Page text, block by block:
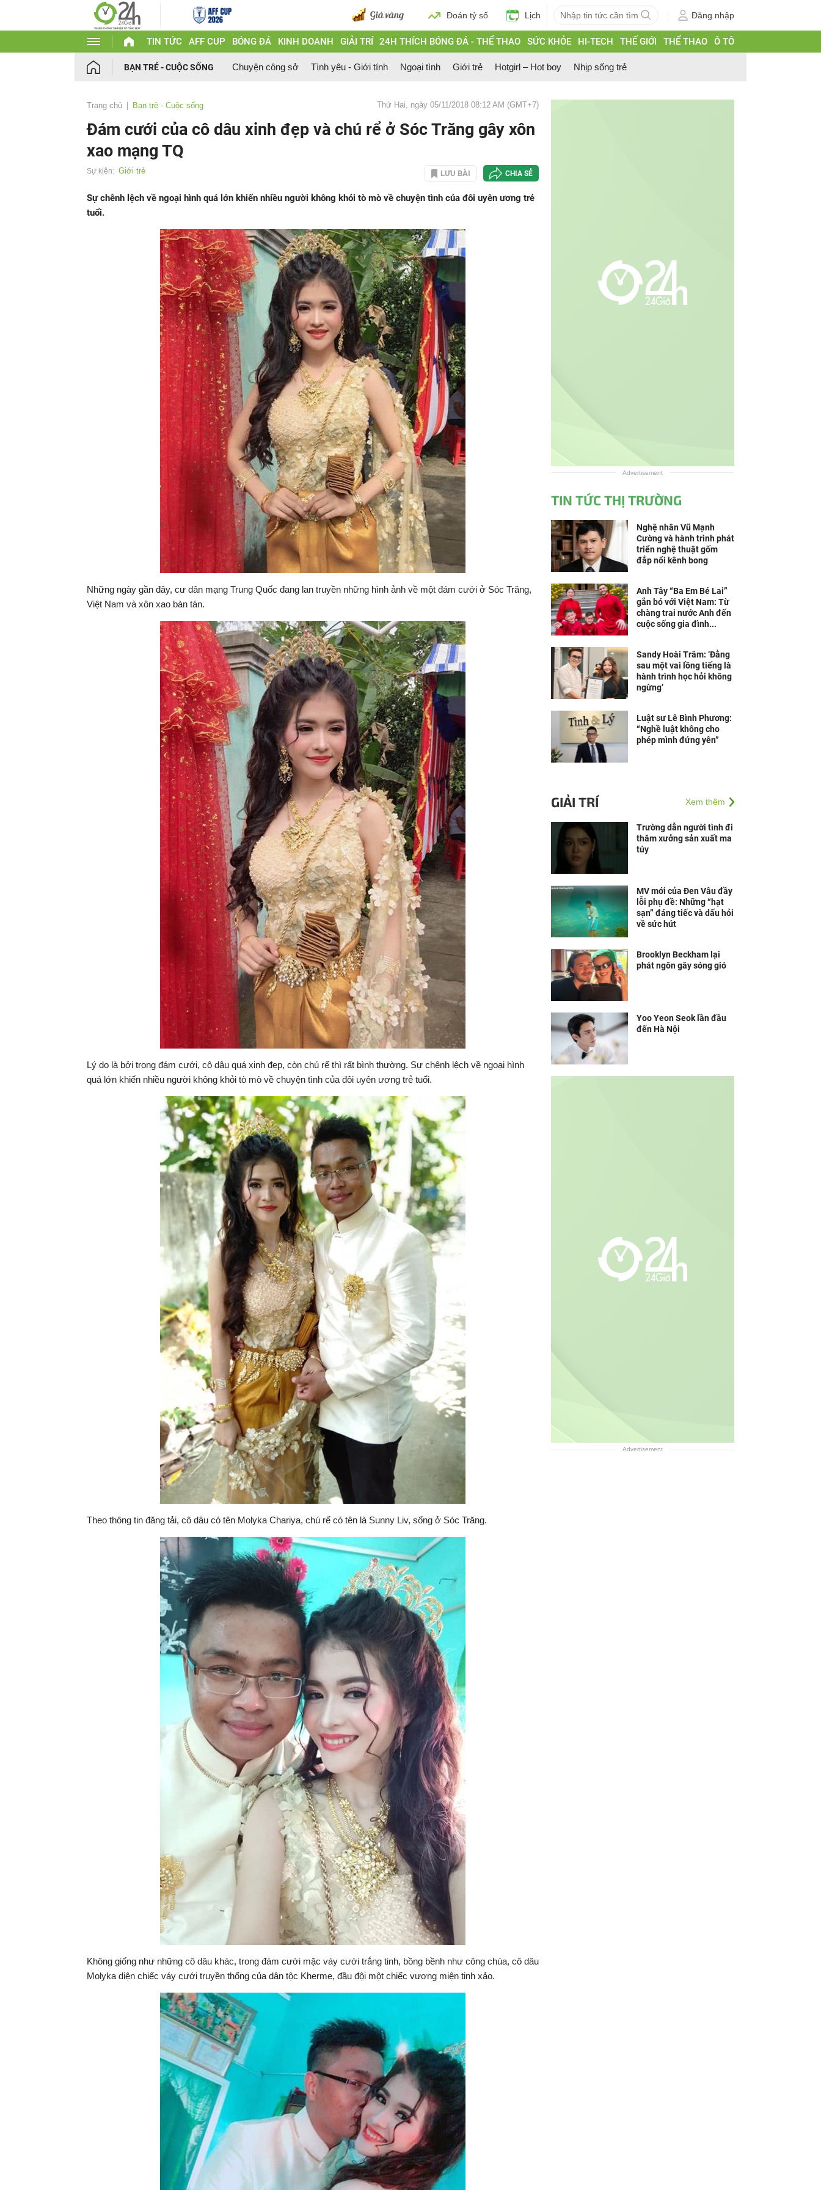
Đoán tỷ số Lịch Đăng nhập
TIN TỨC AFF CUP BÓNG ĐÁ KINH DOANH GIẢI TRÍ 24H THÍCH BÓNG ĐÁ - THỂ THAO SỨC KHỎE HI-TECH THẾ GIỚI THỂ THAO Ô TÔ
BẠN TRẺ - CUỘC SỐNG Chuyện công sở Tình yêu - Giới tính Ngoại tình Giới trẻ Hotgirl – Hot boy Nhịp sống trẻ
Trang chủ Bạn trẻ - Cuộc sống Thứ Hai, ngày 05/11/2018 08:12 AM (GMT+7)
Đám cưới của cô dâu xinh đẹp và chú rể ở Sóc Trăng gây xôn
xao mạng TQ
Sự kiện: Giới trẻ LƯU BÀI CHIA SẺ
Sự chênh lệch về ngoại hình quá lớn khiến nhiều người không khỏi tò mò về chuyện tình của đôi uyên ương trẻ
tuổi.
Những ngày gần đây, cư dân mạng Trung Quốc đang lan truyền những hình ảnh về một đám cưới ở Sóc Trăng,
Việt Nam và xôn xao bàn tán.
Lý do là bởi trong đám cưới, cô dâu quá xinh đẹp, còn chú rể thì rất bình thường. Sự chênh lệch về ngoại hình
quá lớn khiến nhiều người không khỏi tò mò về chuyện tình của đôi uyên ương trẻ tuổi.
Theo thông tin đăng tải, cô dâu có tên Molyka Chariya, chú rể có tên là Sunny Liv, sống ở Sóc Trăng.
Không giống như những cô dâu khác, trong đám cưới mặc váy cưới trắng tinh, bồng bềnh như công chúa, cô dâu
Molyka diện chiếc váy cưới truyền thống của dân tộc Kherme, đầu đội một chiếc vương miện tinh xảo.
Advertisement
TIN TỨC THỊ TRƯỜNG
Nghệ nhân Vũ Mạnh
Cường và hành trình phát
triển nghệ thuật gốm
đắp nổi kênh bong
Anh Tây “Ba Em Bé Lai”
gắn bó với Việt Nam: Từ
chàng trai nước Anh đến
cuộc sống gia đình...
Sandy Hoài Trâm: ‘Đằng
sau một vai lồng tiếng là
hành trình học hỏi không
ngừng’
Luật sư Lê Bình Phương:
“Nghề luật không cho
phép mình đứng yên”
GIẢI TRÍ Xem thêm
Trường dẫn người tình đi
thăm xưởng sản xuất ma
túy
MV mới của Đen Vâu đầy
lỗi phụ đề: Những “hạt
sạn” đáng tiếc và dấu hỏi
về sức hút
Brooklyn Beckham lại
phát ngôn gây sóng gió
Yoo Yeon Seok lần đầu
đến Hà Nội
Advertisement